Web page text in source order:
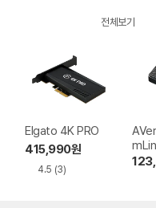
전체보기
Elgato 4K PRO
415,990원
4.5 (3)
11G2